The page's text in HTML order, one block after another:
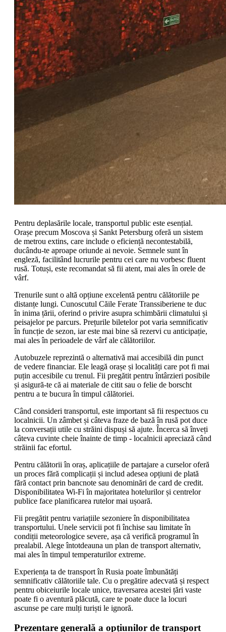
Pentru deplasările locale, transportul public este esențial.
Orașe precum Moscova și Sankt Petersburg oferă un sistem
de metrou extins, care include o eficiență necontestabilă,
ducându-te aproape oriunde ai nevoie. Semnele sunt în
engleză, facilitând lucrurile pentru cei care nu vorbesc fluent
rusă. Totuși, este recomandat să fii atent, mai ales în orele de
vârf.
Trenurile sunt o altă opțiune excelentă pentru călătoriile pe
distanțe lungi. Cunoscutul Căile Ferate Transsiberiene te duc
în inima țării, oferind o privire asupra schimbării climatului și
peisajelor pe parcurs. Prețurile biletelor pot varia semnificativ
în funcție de sezon, iar este mai bine să rezervi cu anticipație,
mai ales în perioadele de vârf ale călătoriilor.
Autobuzele reprezintă o alternativă mai accesibilă din punct
de vedere financiar. Ele leagă orașe și localități care pot fi mai
puțin accesibile cu trenul. Fii pregătit pentru întârzieri posibile
și asigură-te că ai materiale de citit sau o felie de borscht
pentru a te bucura în timpul călătoriei.
Când consideri transportul, este important să fii respectuos cu
localnicii. Un zâmbet și câteva fraze de bază în rusă pot duce
la conversații utile cu străini dispuși să ajute. Încerca să înveți
câteva cuvinte cheie înainte de timp - localnicii apreciază când
străinii fac efortul.
Pentru călătorii în oraș, aplicațiile de partajare a curselor oferă
un proces fără complicații și includ adesea opțiuni de plată
fără contact prin bancnote sau denominări de card de credit.
Disponibilitatea Wi-Fi în majoritatea hotelurilor și centrelor
publice face planificarea rutelor mai ușoară.
Fii pregătit pentru variațiile sezoniere în disponibilitatea
transportului. Unele servicii pot fi închise sau limitate în
condiții meteorologice severe, așa că verifică programul în
prealabil. Alege întotdeauna un plan de transport alternativ,
mai ales în timpul temperaturilor extreme.
Experiența ta de transport în Rusia poate îmbunătăți
semnificativ călătoriile tale. Cu o pregătire adecvată și respect
pentru obiceiurile locale unice, traversarea acestei țări vaste
poate fi o aventură plăcută, care te poate duce la locuri
ascunse pe care mulți turiști le ignoră.
Prezentare generală a opțiunilor de transport